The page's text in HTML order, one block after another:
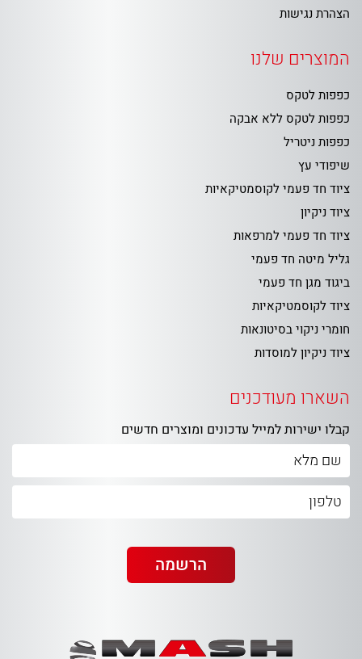
הצהרת נגישות
המוצרים שלנו
כפפות לטקס
כפפות לטקס ללא אבקה
כפפות ניטריל
שיפודי עץ
ציוד חד פעמי לקוסמטיקאיות
ציוד ניקיון
ציוד חד פעמי למרפאות
גליל מיטה חד פעמי
ביגוד מגן חד פעמי
ציוד לקוסמטיקאיות
חומרי ניקוי בסיטונאות
ציוד ניקיון למוסדות
השארו מעודכנים
קבלו ישירות למייל עדכונים ומוצרים חדשים